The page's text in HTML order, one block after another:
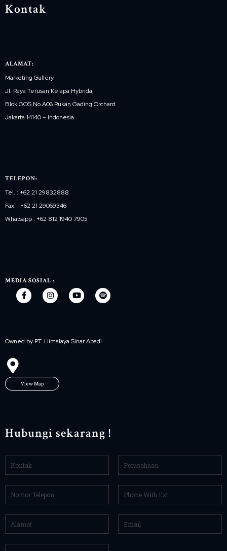
Kontak
ALAMAT:
Marketing Gallery
Jl. Raya Terusan Kelapa Hybrida,
Blok GOS No.A06 Rukan Gading Orchard
Jakarta 14140 – Indonesia
TELEPON:
Tel. : +62 21 29832888
Fax. : +62 21 29069346
Whatsapp : +62 812 1940 7905
MEDIA SOSIAL :
Owned by PT. Himalaya Sinar Abadi
View Map
Hubungi sekarang !